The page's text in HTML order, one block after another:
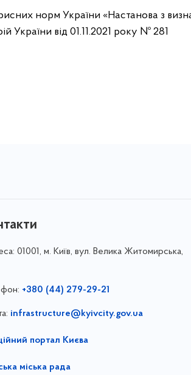
норм України «Настанова з
України від 01.11.2021 року № 281
01001, м. Київ, вул. Велика Житомирська,
+380 (44) 279-29-21
infrastructure@kyivcity.gov.ua
портал Києва
міська рада